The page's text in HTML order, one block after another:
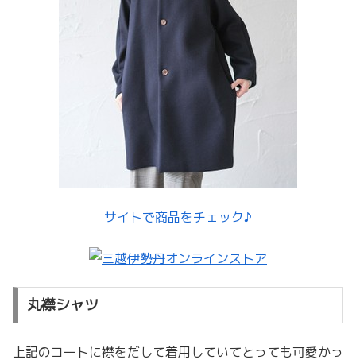
サイトで商品をチェック♪
丸襟シャツ
上記のコートに襟をだして着用していてとっても可愛かっ